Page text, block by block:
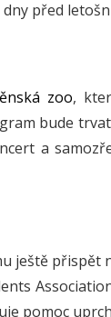
dny před
zoo,
bude
a
ještě přispět
pomoc